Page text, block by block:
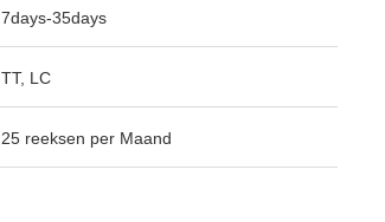
7days-35days
TT, LC
25 reeksen per Maand